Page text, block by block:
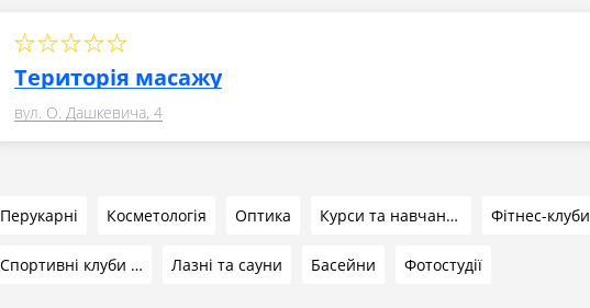
Територія масажу
вул. О. Дашкевича, 4
Перукарні Косметологія Оптика Курси та навчання Фітнес-клуби
Спортивні клуби та секції Лазні та сауни Басейни Фотостудії